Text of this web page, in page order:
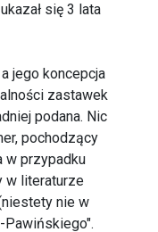
się 3 lata
jego koncepcja
zastawek
podana. Nic
pochodzący
w przypadku
w literaturze
nie w
Pawińskiego".